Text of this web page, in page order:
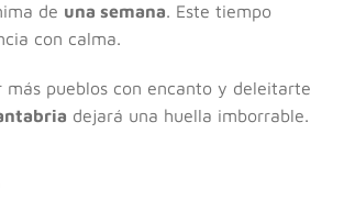
de una semana. Este tiempo
con calma.
más pueblos con encanto y deleitarte
dejará una huella imborrable.